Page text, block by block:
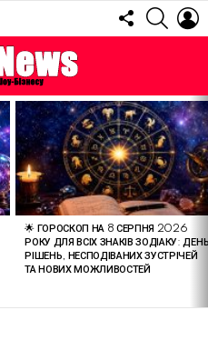
FOLLOW
US
🌟 ГОРОСКОП НА 8 СЕРПНЯ 2026
РОКУ ДЛЯ ВСІХ ЗНАКІВ ЗОДІАКУ:
РІШЕНЬ, НЕСПОДІВАНИХ ЗУСТРІЧЕЙ
ТА НОВИХ МОЖЛИВОСТЕЙ